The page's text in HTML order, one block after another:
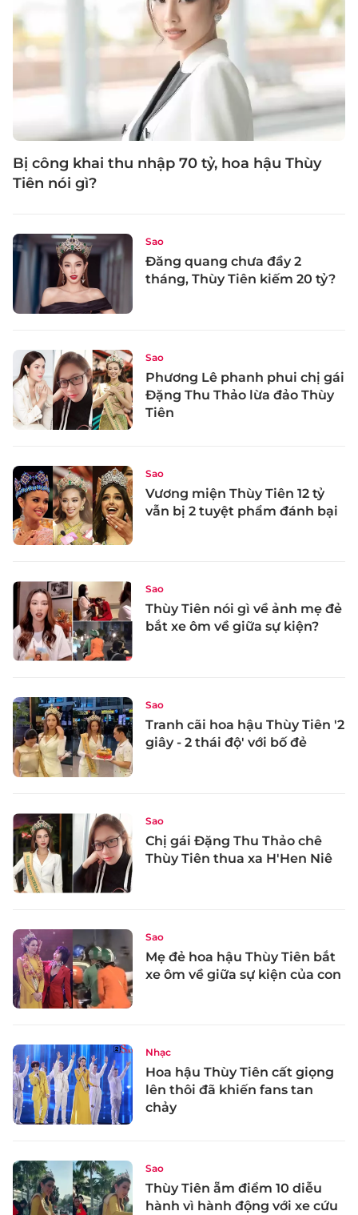
Bị công khai thu nhập 70 tỷ, hoa hậu Thùy
Tiên nói gì?
Sao
Đăng quang chưa đầy 2
tháng, Thùy Tiên kiếm 20 tỷ?
Sao
Phương Lê phanh phui chị gái
Đặng Thu Thảo lừa đảo Thùy
Tiên
Sao
Vương miện Thùy Tiên 12 tỷ
vẫn bị 2 tuyệt phẩm đánh bại
Sao
Thùy Tiên nói gì về ảnh mẹ đẻ
bắt xe ôm về giữa sự kiện?
Sao
Tranh cãi hoa hậu Thùy Tiên '2
giây - 2 thái độ' với bố đẻ
Sao
Chị gái Đặng Thu Thảo chê
Thùy Tiên thua xa H'Hen Niê
Sao
Mẹ đẻ hoa hậu Thùy Tiên bắt
xe ôm về giữa sự kiện của con
Nhạc
Hoa hậu Thùy Tiên cất giọng
lên thôi đã khiến fans tan
chảy
Sao
Thùy Tiên ẵm điểm 10 diễu
hành vì hành động với xe cứu